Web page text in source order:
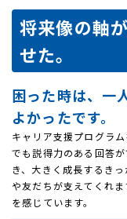
将来像の軸
せた。
困った時は、一
よかったです。
キャリア支援プログラ
でも説得力のある回答
き、大きく成長するき
や友だちが支えてくれ
を感じています。